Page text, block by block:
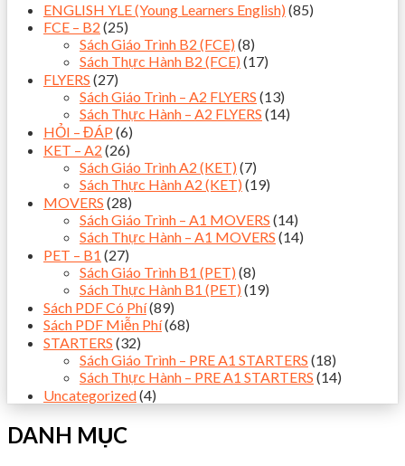
ENGLISH YLE (Young Learners English) (85)
FCE – B2 (25)
Sách Giáo Trình B2 (FCE) (8)
Sách Thực Hành B2 (FCE) (17)
FLYERS (27)
Sách Giáo Trình – A2 FLYERS (13)
Sách Thực Hành – A2 FLYERS (14)
HỎI – ĐÁP (6)
KET – A2 (26)
Sách Giáo Trình A2 (KET) (7)
Sách Thực Hành A2 (KET) (19)
MOVERS (28)
Sách Giáo Trình – A1 MOVERS (14)
Sách Thực Hành – A1 MOVERS (14)
PET – B1 (27)
Sách Giáo Trình B1 (PET) (8)
Sách Thực Hành B1 (PET) (19)
Sách PDF Có Phí(89)
Sách PDF Miễn Phí(68)
STARTERS (32)
Sách Giáo Trình – PRE A1 STARTERS (18)
Sách Thực Hành – PRE A1 STARTERS (14)
Uncategorized(4)
DANH MỤC